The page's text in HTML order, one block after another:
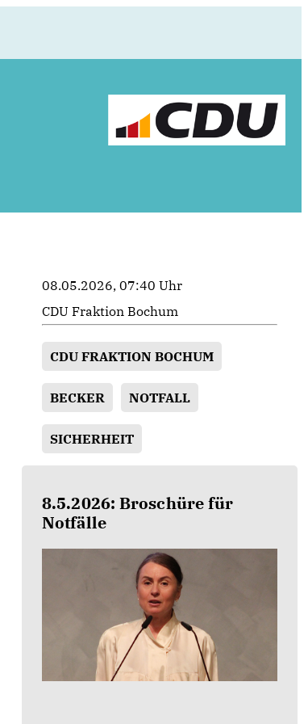
08.05.2026, 07:40 Uhr
CDU Fraktion Bochum
CDU FRAKTION BOCHUM
BECKER NOTFALL
SICHERHEIT
8.5.2026: Broschüre für
Notfälle